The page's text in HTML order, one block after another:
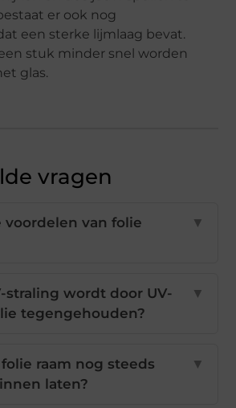
er ook nog
een sterke lijmlaag bevat.
stuk minder snel worden
glas.
vragen
voordelen van folie
▼
straling wordt door UV-
tegengehouden?
▼
raam nog steeds
laten?
▼